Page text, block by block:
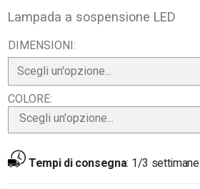
Lampada a sospensione LED
DIMENSIONI
COLORE
Scegli un'opzione...
Tempi di consegna: 1/3 settimane